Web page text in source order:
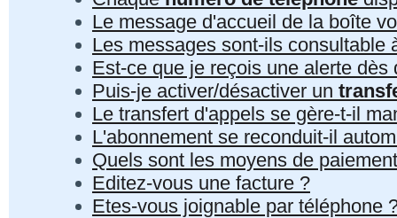
Le message d'accueil de la boîte
Les messages sont-ils consultable
Est-ce que je reçois une alerte
Puis-je activer/désactiver un
Le transfert d'appels se gère-t-il
L'abonnement se reconduit-il
Quels sont les moyens de
Editez-vous une facture ?
Etes-vous joignable par téléphone